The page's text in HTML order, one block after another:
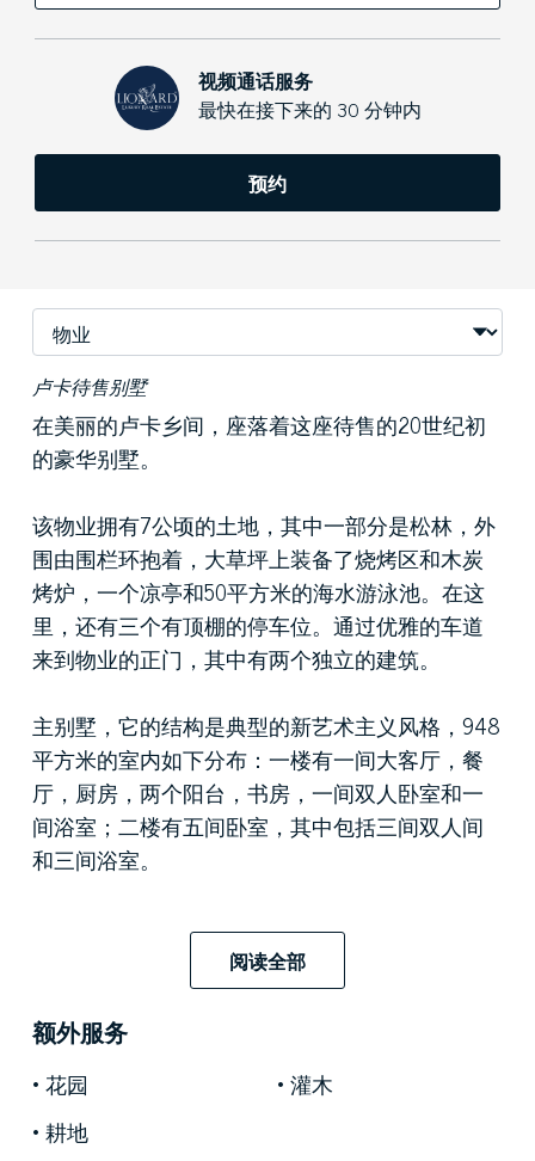
视频通话服务
最快在接下来的 30 分钟内
预约
卢卡待售别墅
在美丽的卢卡乡间，座落着这座待售的20世纪初
的豪华别墅。
该物业拥有7公顷的土地，其中一部分是松林，外
围由围栏环抱着，大草坪上装备了烧烤区和木炭
烤炉，一个凉亭和50平方米的海水游泳池。在这
里，还有三个有顶棚的停车位。通过优雅的车道
来到物业的正门，其中有两个独立的建筑。
主别墅，它的结构是典型的新艺术主义风格，948
平方米的室内如下分布：一楼有一间大客厅，餐
厅，厨房，两个阳台，书房，一间双人卧室和一
间浴室；二楼有五间卧室，其中包括三间双人间
和三间浴室。
豪华别墅的附属建筑有142平方米，底楼有一间带
壁炉的起居室和一间浴室，而二楼是一个带餐厅
的厨房，并延伸至一个大型的阳光露台，另外还
有三间卧室和两间浴室。
室内宽敞明亮，装修精致典雅，特别是天花板，
地板和昂贵的家具。
阅读全部
额外服务
花园
灌木
耕地